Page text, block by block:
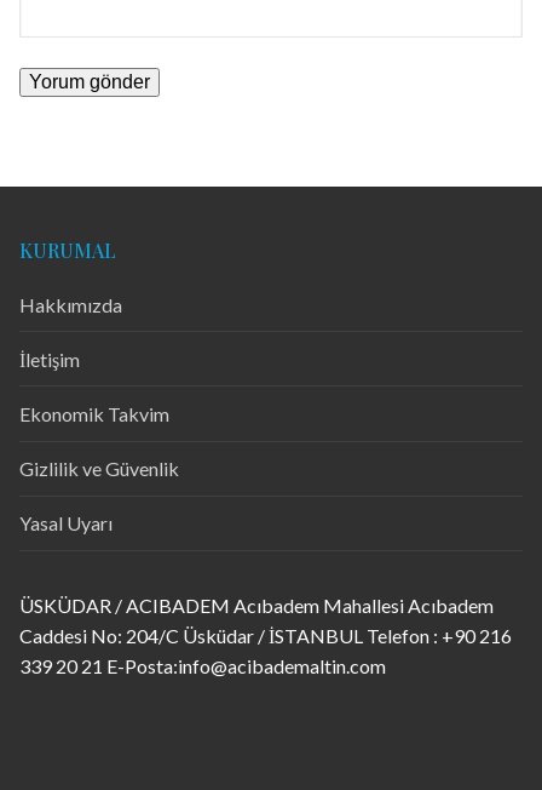
KURUMAL
Hakkımızda
İletişim
Ekonomik Takvim
Gizlilik ve Güvenlik
Yasal Uyarı
ÜSKÜDAR / ACIBADEM Acıbadem Mahallesi Acıbadem
Caddesi No: 204/C Üsküdar / İSTANBUL Telefon : +90 216
339 20 21 E-Posta:info@acibademaltin.com